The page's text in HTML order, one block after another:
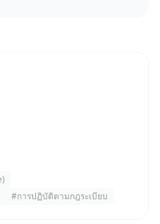
#การปฏิบัติตามกฎระเบียบ